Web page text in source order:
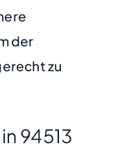
der
zu
94513